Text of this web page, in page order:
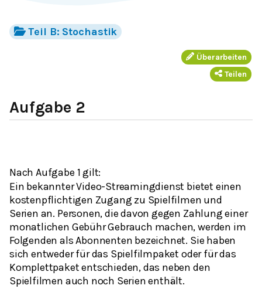
Teil B: Stochastik
Überarbeiten
Teilen
Aufgabe 2
Nach Aufgabe 1 gilt:
Ein bekannter Video-Streamingdienst bietet einen
kostenpflichtigen Zugang zu Spielfilmen und
Serien an. Personen, die davon gegen Zahlung einer
monatlichen Gebühr Gebrauch machen, werden im
Folgenden als Abonnenten bezeichnet. Sie haben
sich entweder für das Spielfilmpaket oder für das
Komplettpaket entschieden, das neben den
Spielfilmen auch noch Serien enthält.